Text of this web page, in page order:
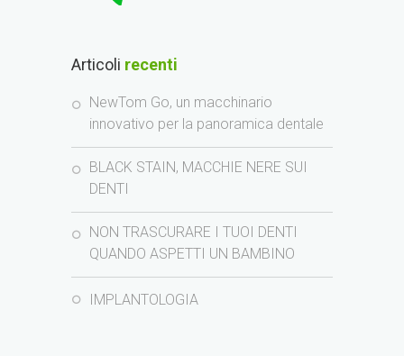
Articoli recenti
NewTom Go, un macchinario
innovativo per la panoramica dentale
BLACK STAIN, MACCHIE NERE SUI
DENTI
NON TRASCURARE I TUOI DENTI
QUANDO ASPETTI UN BAMBINO
IMPLANTOLOGIA